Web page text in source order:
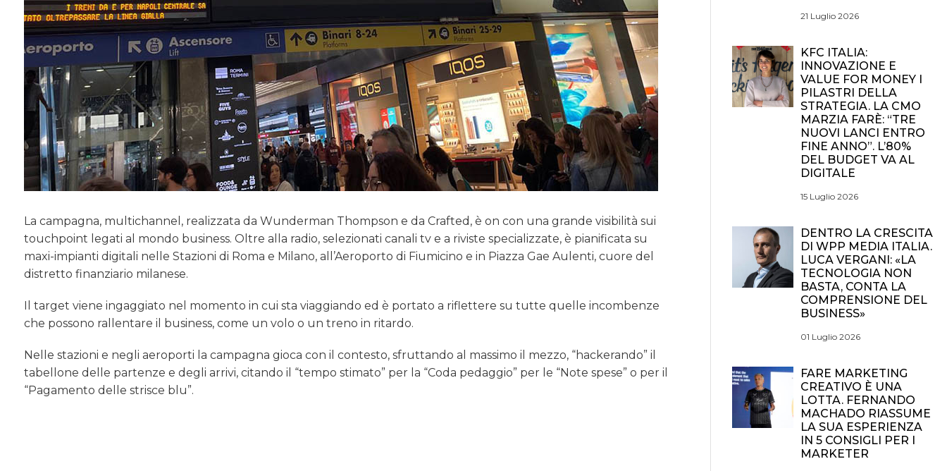
La campagna, multichannel, realizzata da Wunderman Thompson e da Crafted, è on con una grande visibilità sui
touchpoint legati al mondo business. Oltre alla radio, selezionati canali tv e a riviste specializzate, è pianificata su
maxi-impianti digitali nelle Stazioni di Roma e Milano, all’Aeroporto di Fiumicino e in Piazza Gae Aulenti, cuore del
distretto finanziario milanese.
Il target viene ingaggiato nel momento in cui sta viaggiando ed è portato a riflettere su tutte quelle incombenze
che possono rallentare il business, come un volo o un treno in ritardo.
Nelle stazioni e negli aeroporti la campagna gioca con il contesto, sfruttando al massimo il mezzo, “hackerando” il
tabellone delle partenze e degli arrivi, citando il “tempo stimato” per la “Coda pedaggio” per le “Note spese” o per il
“Pagamento delle strisce blu”.
21 Luglio 2026
KFC ITALIA:
INNOVAZIONE E
VALUE FOR MONEY I
PILASTRI DELLA
STRATEGIA. LA CMO
MARZIA FARÈ: “TRE
NUOVI LANCI ENTRO
FINE ANNO”. L’80%
DEL BUDGET VA AL
DIGITALE
15 Luglio 2026
DENTRO LA CRESCITA
DI WPP MEDIA ITALIA.
LUCA VERGANI: «LA
TECNOLOGIA NON
BASTA, CONTA LA
COMPRENSIONE DEL
BUSINESS»
01 Luglio 2026
FARE MARKETING
CREATIVO È UNA
LOTTA. FERNANDO
MACHADO RIASSUME
LA SUA ESPERIENZA
IN 5 CONSIGLI PER I
MARKETER